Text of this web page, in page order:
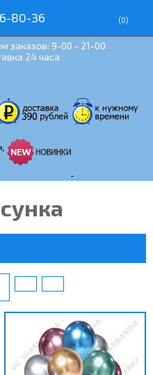
80-36 (0)
заказов: 9-00 - 21-00
24 часа